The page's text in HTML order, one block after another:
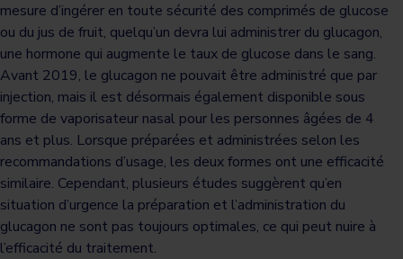
mesure d’ingérer en toute sécurité des comprimés de glucose
ou du jus de fruit, quelqu’un devra lui administrer du glucagon,
une hormone qui augmente le taux de glucose dans le sang.
Avant 2019, le glucagon ne pouvait être administré que par
injection, mais il est désormais également disponible sous
forme de vaporisateur nasal pour les personnes âgées de 4
ans et plus. Lorsque préparées et administrées selon les
recommandations d’usage, les deux formes ont une efficacité
similaire. Cependant, plusieurs études suggèrent qu’en
situation d’urgence la préparation et l’administration du
glucagon ne sont pas toujours optimales, ce qui peut nuire à
l’efficacité du traitement.